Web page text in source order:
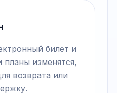
билет и
планы изменятся,
возврата или